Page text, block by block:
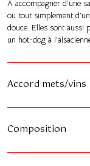
À accompagner d’une
ou tout simplement
douce. Elles sont aussi
un hot-dog à
Accord mets/vins
Composition